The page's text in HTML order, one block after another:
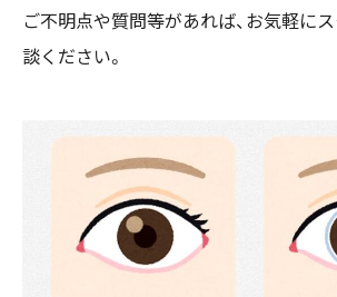
ご不明点や質問等があれば、お気軽に
談ください。